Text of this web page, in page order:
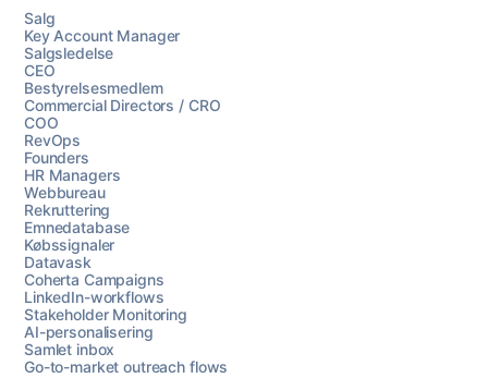
Salg
Key Account Manager
Salgsledelse
CEO
Bestyrelsesmedlem
Commercial Directors / CRO
COO
RevOps
Founders
HR Managers
Webbureau
Rekruttering
Emnedatabase
Købssignaler
Datavask
Coherta Campaigns
LinkedIn-workflows
Stakeholder Monitoring
AI-personalisering
Samlet inbox
Go-to-market outreach flows